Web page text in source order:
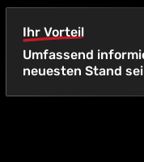
Ihr Vorteil
Umfassend
neuesten Stand